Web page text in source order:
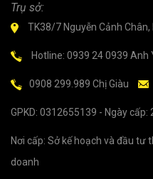
Trụ sở:
TK38/7 Nguyễn Cảnh Chân,
Hotline: 0939 24 0939 Anh
0908 299.989 Chị Giàu
GPKD: 0312655139 - Ngày
Nơi cấp: Sở kế hoạch và đầu tư
doanh